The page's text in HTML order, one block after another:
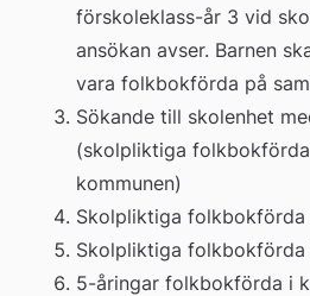
förskoleklass-år 3 vid
ansökan avser. Barnen
vara folkbokförda på
Sökande till skolenhet
(skolpliktiga
kommunen)
Skolpliktiga folkbokförda
Skolpliktiga folkbokförda
5-åringar folkbokförda i